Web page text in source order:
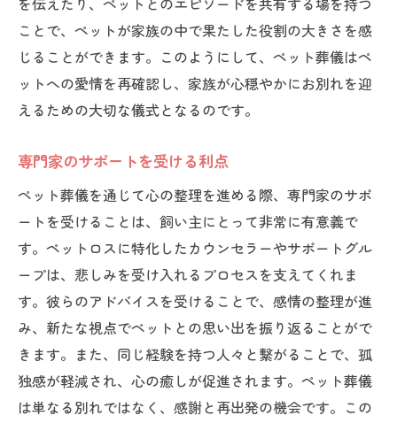
ペットと共に過ごす最後の時間の意義
葬儀での思い出を未来に紡ぐ方法
家族全員が参加する葬儀の価値
ペットが好きだった思い出を振り返る
ペット葬儀で心に残る体験を共有する
ことで、ペットが家族の中で果たした役割の大きさを感
じることができます。このようにして、ペット葬儀はペ
ットへの愛情を再確認し、家族が心穏やかにお別れを迎
えるための大切な儀式となるのです。
専門家のサポートを受ける利点
ペット葬儀を通じて心の整理を進める際、専門家のサポ
ートを受けることは、飼い主にとって非常に有意義で
す。ペットロスに特化したカウンセラーやサポートグル
ープは、悲しみを受け入れるプロセスを支えてくれま
す。彼らのアドバイスを受けることで、感情の整理が進
み、新たな視点でペットとの思い出を振り返ることがで
きます。また、同じ経験を持つ人々と繋がることで、孤
独感が軽減され、心の癒しが促進されます。ペット葬儀
は単なる別れではなく、感謝と再出発の機会です。この